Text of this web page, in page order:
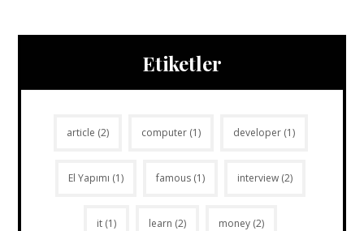
Etiketler
article (2) computer(1) developer(1)
El Yapımı (1) famous (1) interview (2)
it (1) learn (2) money (2)